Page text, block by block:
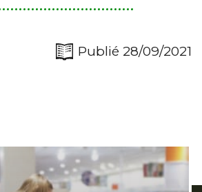
Publié 28/09/2021